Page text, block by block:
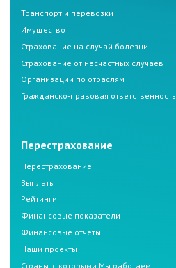
Транспорт и перевозки
Имущество
Страхование на случай болезни
Страхование от несчастных случаев
Организации по отраслям
Гражданско-правовая ответственность
Перестрахование
Перестрахование
Выплаты
Рейтинги
Финансовые показатели
Финансовые отчеты
Наши проекты
Страны, с которыми Мы работаем